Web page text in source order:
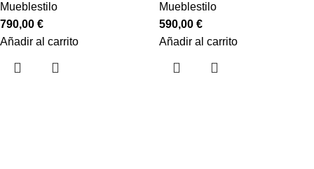
Mueblestilo
790,00 €
Añadir al carrito
Mueblestilo
590,00 €
Añadir al carrito